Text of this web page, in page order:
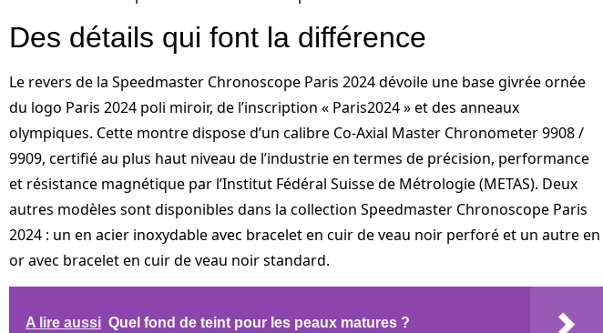
Des détails qui font la différence
Le revers de la Speedmaster Chronoscope Paris 2024 dévoile une base givrée ornée
du logo Paris 2024 poli miroir, de l’inscription « Paris2024 » et des anneaux
olympiques. Cette montre dispose d’un calibre Co-Axial Master Chronometer 9908 /
9909, certifié au plus haut niveau de l’industrie en termes de précision, performance
et résistance magnétique par l’Institut Fédéral Suisse de Métrologie (METAS). Deux
autres modèles sont disponibles dans la collection Speedmaster Chronoscope Paris
2024 : un en acier inoxydable avec bracelet en cuir de veau noir perforé et un autre en
or avec bracelet en cuir de veau noir standard.
A lire aussi Quel fond de teint pour les peaux matures ?